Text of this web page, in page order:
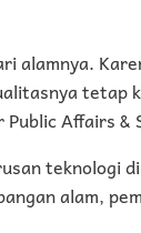
alamnya.
tetap
Public Affairs
teknologi
alam,